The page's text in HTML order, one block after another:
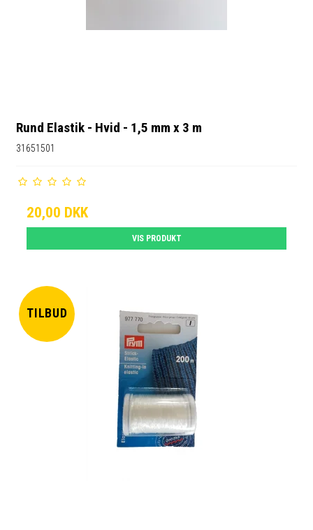
Rund Elastik - Hvid - 1,5 mm x 3 m
31651501
20,00 DKK
VIS PRODUKT
TILBUD